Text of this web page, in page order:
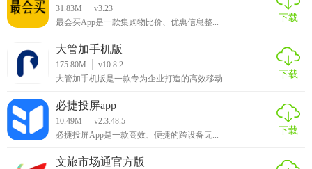
31.83M
v3.23
最会买App是一款集购物比价、优惠信息整...
下载
大管加手机版
175.80M
v10.8.2
大管加手机版是一款专为企业打造的高效移动...
下载
必捷投屏app
10.49M
v2.3.48.5
必捷投屏App是一款高效、便捷的跨设备无...
下载
文旅市场通官方版